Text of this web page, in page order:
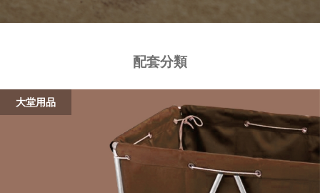
配套分類
大堂用品